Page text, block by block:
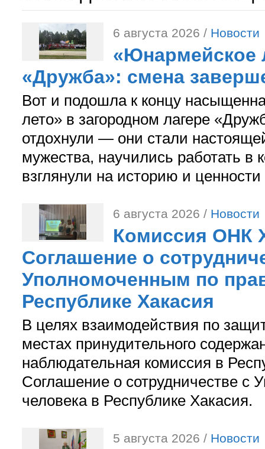
6 августа 2026 / Новости
«Юнармейское
«Дружба»: смена
Вот и подошла к концу
лето» в загородном лагере
отдохнули — они стали
мужества, научились работать в
взглянули на историю и
6 августа 2026 / Новости
Комиссия ОНК
Соглашение о
Уполномоченным по
Республике Хакасия
В целях взаимодействия по
местах принудительного
наблюдательная комиссия в
Соглашение о сотрудничестве с
человека в Республике Хакасия.
5 августа 2026 / Новости